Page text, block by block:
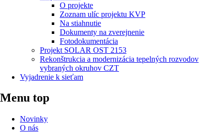
O projekte
Zoznam ulíc projektu KVP
Na stiahnutie
Dokumenty na zverejnenie
Fotodokumentácia
Projekt SOLAR OST 2153
Rekonštrukcia a modernizácia tepelných rozvodov
vybraných okruhov CZT
Vyjadrenie k sieťam
Menu top
Novinky
O nás